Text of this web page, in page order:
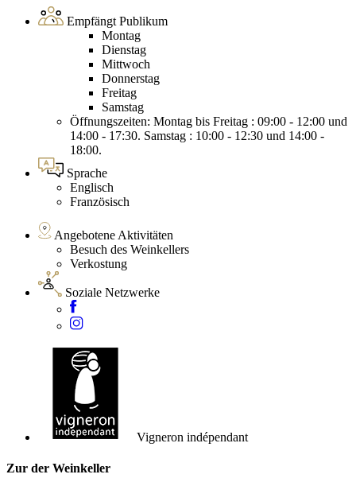
Empfängt Publikum
Montag
Dienstag
Mittwoch
Donnerstag
Freitag
Samstag
Öffnungszeiten: Montag bis Freitag : 09:00 - 12:00 und
14:00 - 17:30. Samstag : 10:00 - 12:30 und 14:00 -
18:00.
Sprache
Englisch
Französisch
Angebotene Aktivitäten
Besuch des Weinkellers
Verkostung
Soziale Netzwerke
Vigneron indépendant
Zur der Weinkeller